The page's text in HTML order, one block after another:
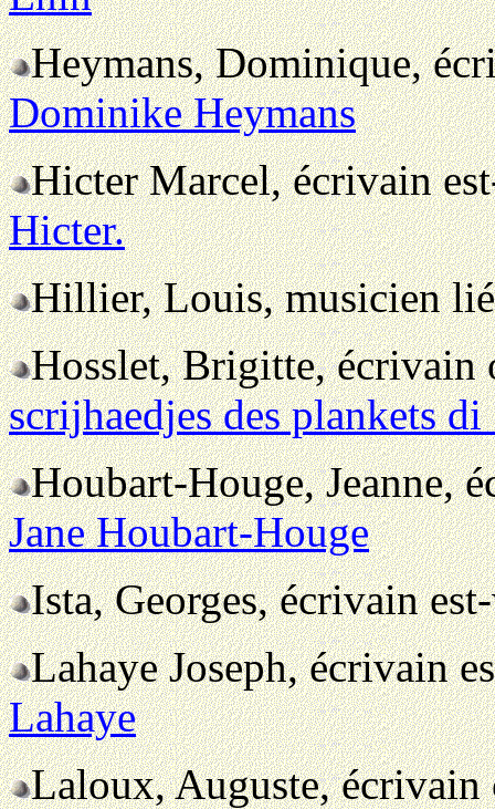
Heymans, Dominique,
Dominike Heymans
Hicter Marcel, écrivain
Hicter.
Hillier, Louis, musicien
Hosslet, Brigitte,
scrijhaedjes des plankets
Houbart-Houge, Jeanne,
Jane Houbart-Houge
Ista, Georges, écrivain
Lahaye Joseph, écrivain
Lahaye
Laloux, Auguste,